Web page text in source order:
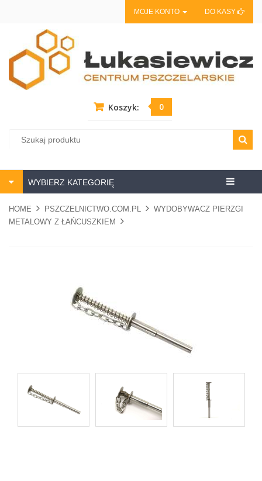
MOJE KONTO DO KASY
Koszyk: 0
Centrum
WYBIERZ KATEGORIĘ
HOME PSZCZELNICTWO.COM.PL
WYDOBYWACZ PIERZGI
METALOWY Z ŁAŃCUSZKIEM